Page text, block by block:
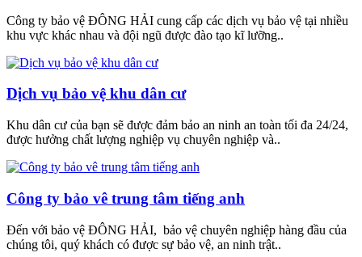
Công ty bảo vệ ĐÔNG HẢI cung cấp các dịch vụ bảo vệ tại nhiều
khu vực khác nhau và đội ngũ được đào tạo kĩ lưỡng..
Dịch vụ bảo vệ khu dân cư
Khu dân cư của bạn sẽ được đảm bảo an ninh an toàn tối đa 24/24,
được hưởng chất lượng nghiệp vụ chuyên nghiệp và..
Công ty bảo vê trung tâm tiếng anh
Đến với bảo vệ ĐÔNG HẢI, bảo vệ chuyên nghiệp hàng đầu của
chúng tôi, quý khách có được sự bảo vệ, an ninh trật..